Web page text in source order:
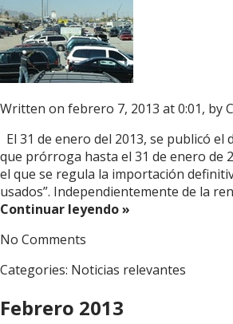
Written on febrero 7, 2013 at 0:01, by
El 31 de enero del 2013, se publicó el
que prórroga hasta el 31 de enero de
el que se regula la importación
usados”. Independientemente de la
Continuar leyendo »
No Comments
Categories: Noticias relevantes
Febrero 2013